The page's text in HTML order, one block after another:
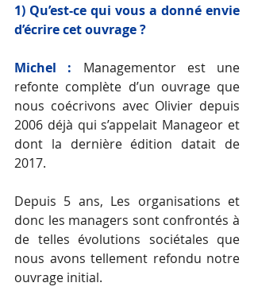
1) Qu’est-ce qui vous a donné envie
d’écrire cet ouvrage ?
Michel :
Managementor est une
refonte complète d’un ouvrage que
nous coécrivons avec Olivier depuis
2006 déjà qui s’appelait Manageor et
dont la dernière édition datait de
2017.
Depuis 5 ans, Les organisations et
donc les managers sont confrontés à
de telles évolutions sociétales que
nous avons tellement refondu notre
ouvrage initial.